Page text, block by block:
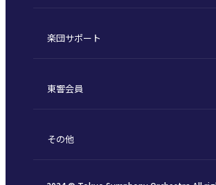
その他の公演
指揮者
東響コーラス
川崎市 - フランチャイズ
楽団サポート
ご芳名一覧
東響会員
その他